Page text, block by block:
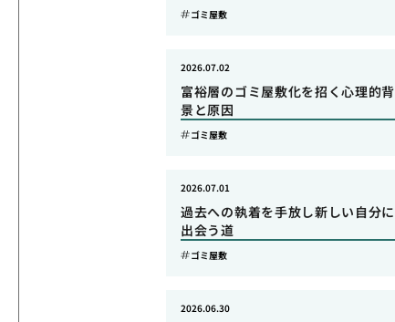
ゴミ屋敷
富裕層のゴミ屋敷化を招く心理的背
景と原因
2026.07.02
ゴミ屋敷
過去への執着を手放し新しい自分に
出会う道
2026.07.01
ゴミ屋敷
2026.06.30